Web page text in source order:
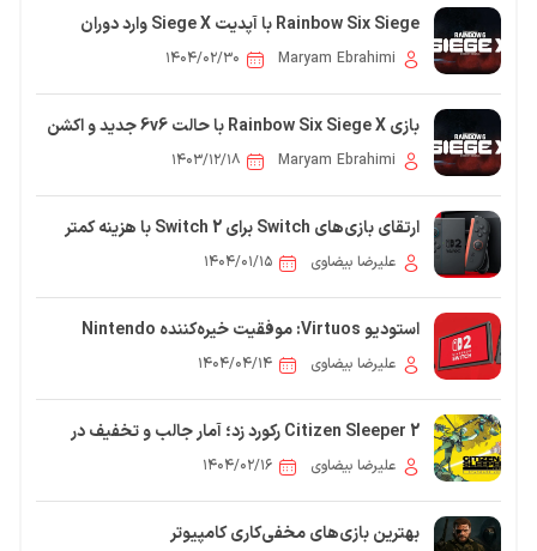
Rainbow Six Siege با آپدیت Siege X وارد دوران
جدیدی می‌شود
Maryam Ebrahimi ۱۴۰۴/۰۲/۳۰
بازی Rainbow Six Siege X با حالت 6v6 جدید و اکشن
بی‌وقفه در راه است!
Maryam Ebrahimi ۱۴۰۳/۱۲/۱۸
ارتقای بازی‌های Switch برای Switch 2 با هزینه کمتر
امکان‌پذیر خواهد بود
علیرضا بیضاوی ۱۴۰۴/۰۱/۱۵
استودیو Virtuos: موفقیت خیره‌کننده Nintendo
Switch 2 ما را غافلگیر کرد
علیرضا بیضاوی ۱۴۰۴/۰۴/۱۴
Citizen Sleeper 2 رکورد زد؛ آمار جالب و تخفیف در
استیمعلیرضا بیضاوی ۱۴۰۴/۰۲/۱۶
بهترین بازی‌های مخفی‌کاری کامپیوتر